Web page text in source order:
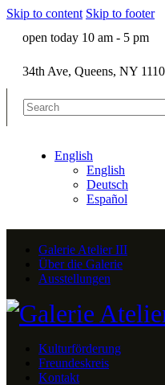
Skip to content Skip to footer
open today 10 am - 5 pm
34th Ave, Queens, NY
English
English
Deutsch
Español
Galerie Atelier III
Über die Galerie
Ausstellungen
Kulturförderung
Freundeskreis
Kontakt